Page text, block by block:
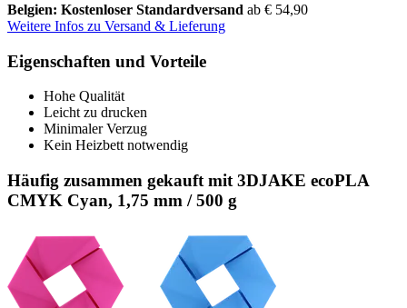
Belgien: Kostenloser Standardversand ab € 54,90
Weitere Infos zu Versand & Lieferung
Eigenschaften und Vorteile
Hohe Qualität
Leicht zu drucken
Minimaler Verzug
Kein Heizbett notwendig
Häufig zusammen gekauft mit 3DJAKE ecoPLA
CMYK Cyan, 1,75 mm / 500 g